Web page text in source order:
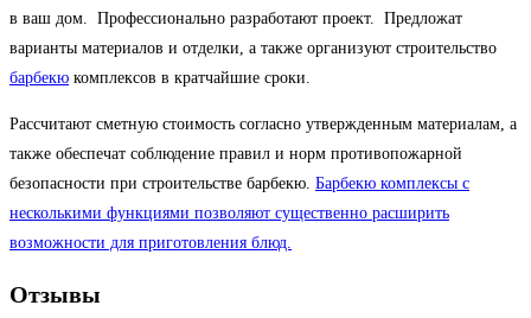
в ваш дом. Профессионально разработают проект. Предложат
варианты материалов и отделки, а также организуют строительство
барбекю комплексов в кратчайшие сроки.
Рассчитают сметную стоимость согласно утвержденным материалам, а
также обеспечат соблюдение правил и норм противопожарной
безопасности при строительстве барбекю. Барбекю комплексы с
несколькими функциями позволяют существенно расширить
возможности для приготовления блюд.
Отзывы